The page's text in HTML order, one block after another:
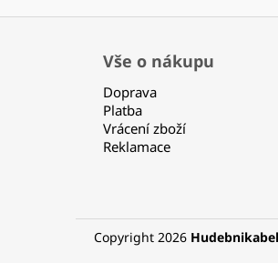
Z
Vše o nákupu
Doprava
Platba
Vrácení zboží
Reklamace
Copyright 2026